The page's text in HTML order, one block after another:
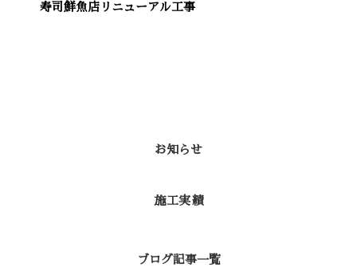
寿司鮮魚店リニューアル工事
お知らせ
施工実績
ブログ記事一覧